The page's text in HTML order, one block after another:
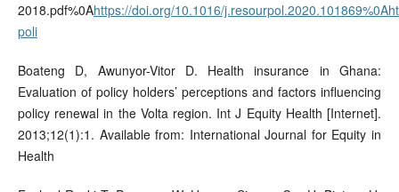
2018.pdf%0Ahttps://doi.org/10.1016/
poli
Boateng D, Awunyor-Vitor D. Health insurance in Ghana:
Evaluation of policy holders’ perceptions and factors influencing
policy renewal in the Volta region. Int J Equity Health [Internet].
2013;12(1):1. Available from: International Journal for Equity in
Health